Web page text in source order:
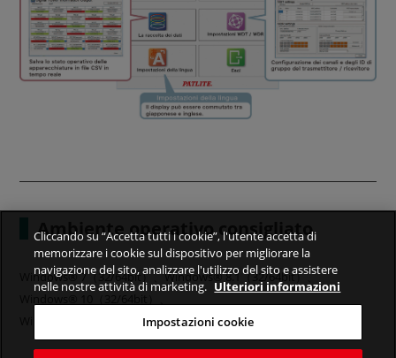
Ambiente operativo consigliato
Windows® 7（32/64bit）、Windows® 8.1（32/64bit）、
Windows® server 2012R2(64bit)、Windows Server® 2016(64bit)
Cliccando su “Accetta tutti i cookie”, l'utente accetta di
memorizzare i cookie sul dispositivo per migliorare la
navigazione del sito, analizzare l'utilizzo del sito e assistere
nelle nostre attività di marketing. Ulteriori informazioni
Impostazioni cookie